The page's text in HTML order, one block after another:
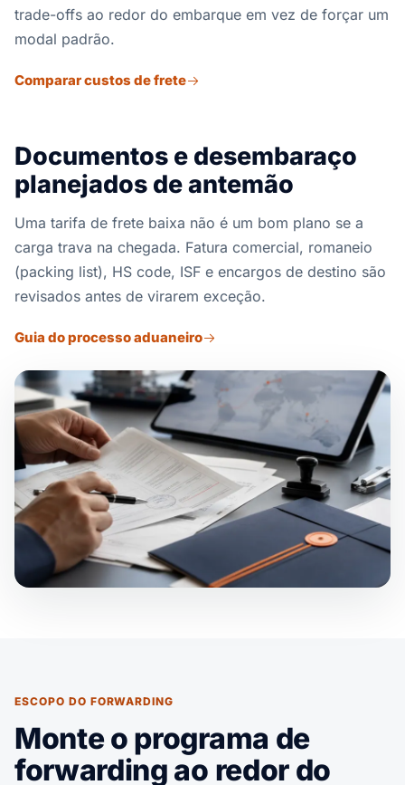
trade-offs ao redor do embarque em vez de forçar um
modal padrão.
Comparar custos de frete
Documentos e desembaraço
planejados de antemão
Uma tarifa de frete baixa não é um bom plano se a
carga trava na chegada. Fatura comercial, romaneio
(packing list), HS code, ISF e encargos de destino são
revisados antes de virarem exceção.
Guia do processo aduaneiro
ESCOPO DO FORWARDING
Monte o programa de
forwarding ao redor do